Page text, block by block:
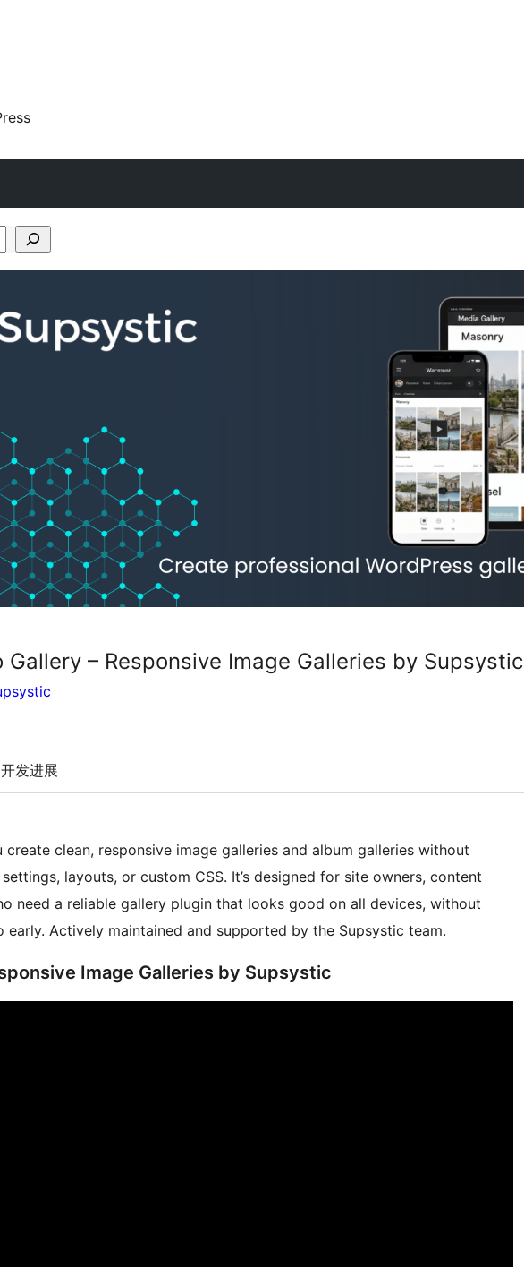
Gallery – Responsive Image Galleries by Supsystic
开发进展
create clean, responsive image galleries and album galleries without
layouts, or custom CSS. It’s designed for site owners, content
need a reliable gallery plugin that looks good on all devices, without
Actively maintained and supported by the Supsystic team.
Image Galleries by Supsystic